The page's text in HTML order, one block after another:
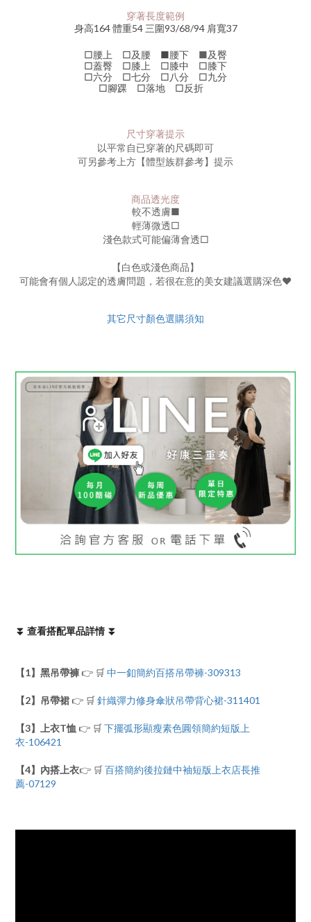
穿著長度範例
身高164 體重54 三圍93/68/94 肩寬37
□腰上 □及腰 ■腰下 ■及臀
□蓋臀 □膝上 □膝中 □膝下
□六分 □七分 □八分 □九分
□腳踝 □落地 □反折
尺寸穿著提示
以平常自已穿著的尺碼即可
可另參考上方【體型族群參考】提示
商品透光度
較不透膚■
輕薄微透□
淺色款式可能偏薄會透□
【白色或淺色商品】
可能會有個人認定的透膚問題，若很在意的美女建議選購深色♥
其它尺寸顏色選購須知
⏬ 查看搭配單品詳情 ⏬
【1】 黑吊帶褲👉 🛒 中一釦簡約百搭吊帶褲-309313
【2】吊帶裙👉 🛒 針織彈力修身傘狀吊帶背心裙-311401
【3】上衣T恤 👉 🛒 下擺弧形顯瘦素色圓領簡約短版上
衣-106421
【4】內搭上衣👉 🛒 百搭簡約後拉鏈中袖短版上衣店長推
薦-07129